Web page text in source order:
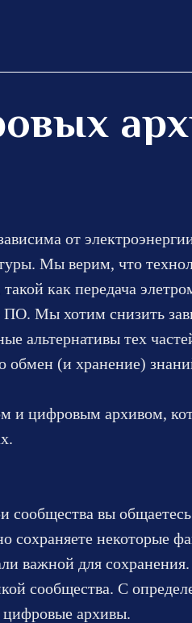
от
Мы верим, что
как передача
Мы хотим снизить
альтернативы тех
обмен (и хранение)
и цифровым архивом,
сообщества вы
некоторые
важной для
сообщества. С
цифровые архивы.